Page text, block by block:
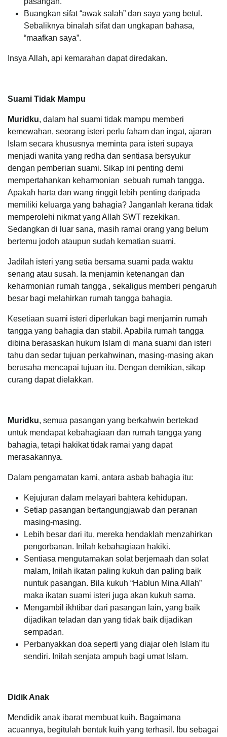
Buangkan sifat “awak salah” dan saya yang betul.
Sebaliknya binalah sifat dan ungkapan bahasa,
“maafkan saya”.
Insya Allah, api kemarahan dapat diredakan.
Suami Tidak Mampu
Muridku, dalam hal suami tidak mampu memberi
kemewahan, seorang isteri perlu faham dan ingat, ajaran
Islam secara khususnya meminta para isteri supaya
menjadi wanita yang redha dan sentiasa bersyukur
dengan pemberian suami. Sikap ini penting demi
mempertahankan keharmonian sebuah rumah tangga.
Apakah harta dan wang ringgit lebih penting daripada
memiliki keluarga yang bahagia? Janganlah kerana tidak
memperolehi nikmat yang Allah SWT rezekikan.
Sedangkan di luar sana, masih ramai orang yang belum
bertemu jodoh ataupun sudah kematian suami.
Jadilah isteri yang setia bersama suami pada waktu
senang atau susah. Ia menjamin ketenangan dan
keharmonian rumah tangga , sekaligus memberi pengaruh
besar bagi melahirkan rumah tangga bahagia.
Kesetiaan suami isteri diperlukan bagi menjamin rumah
tangga yang bahagia dan stabil. Apabila rumah tangga
dibina berasaskan hukum Islam di mana suami dan isteri
tahu dan sedar tujuan perkahwinan, masing-masing akan
berusaha mencapai tujuan itu. Dengan demikian, sikap
curang dapat dielakkan.
Muridku, semua pasangan yang berkahwin bertekad
untuk mendapat kebahagiaan dan rumah tangga yang
bahagia, tetapi hakikat tidak ramai yang dapat
merasakannya.
Dalam pengamatan kami, antara asbab bahagia itu:
Kejujuran dalam melayari bahtera kehidupan.
Setiap pasangan bertangungjawab dan peranan
masing-masing.
Lebih besar dari itu, mereka hendaklah menzahirkan
pengorbanan. Inilah kebahagiaan hakiki.
Sentiasa mengutamakan solat berjemaah dan solat
malam, Inilah ikatan paling kukuh dan paling baik
nuntuk pasangan. Bila kukuh “Hablun Mina Allah”
maka ikatan suami isteri juga akan kukuh sama.
Mengambil ikhtibar dari pasangan lain, yang baik
dijadikan teladan dan yang tidak baik dijadikan
sempadan.
Perbanyakkan doa seperti yang diajar oleh Islam itu
sendiri. Inilah senjata ampuh bagi umat Islam.
Didik Anak
Mendidik anak ibarat membuat kuih. Bagaimana
acuannya, begitulah bentuk kuih yang terhasil. Ibu sebagai